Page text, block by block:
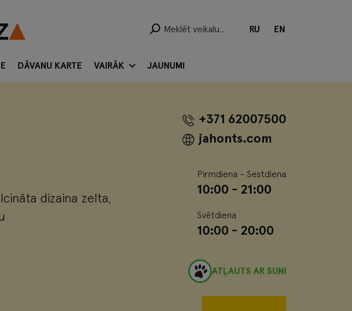
RU EN
DĀVANU KARTE VAIRĀK JAUNUMI
dizaina zelta,
+371 62007500
jahonts.com
Pirmdiena - Sestdiena
10:00 - 21:00
Svētdiena
10:00 - 20:00
ATĻAUTS AR SUNI